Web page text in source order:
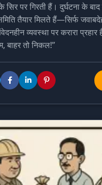
सिर पर गिरती हैं। दुर्घटना के
तैयार मिलते हैं—सिर्फ
व्यवस्था पर करारा प्रहार
बाहर तो निकल!”